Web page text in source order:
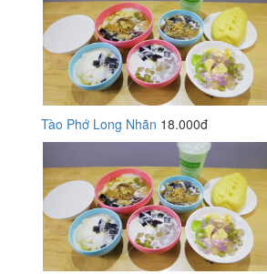
Tào Phớ Long Nhãn 18.000đ